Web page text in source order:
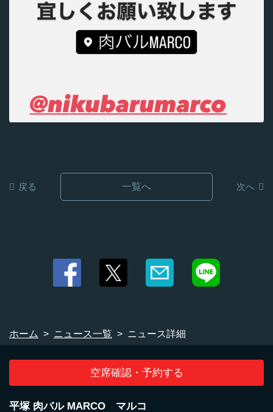
戻る 一覧へ 次へ
この店舗情報をシェアする
本日のランチタイムお休みとなります。 | 平塚 肉バル
MARCO マルコ
https://nikubarumaruko.owst.jp/blogs/3395397
お店情報をコピー
ホーム ニュース一覧 ニュース詳細
空席確認・予約する
平塚 肉バル MARCO マルコ